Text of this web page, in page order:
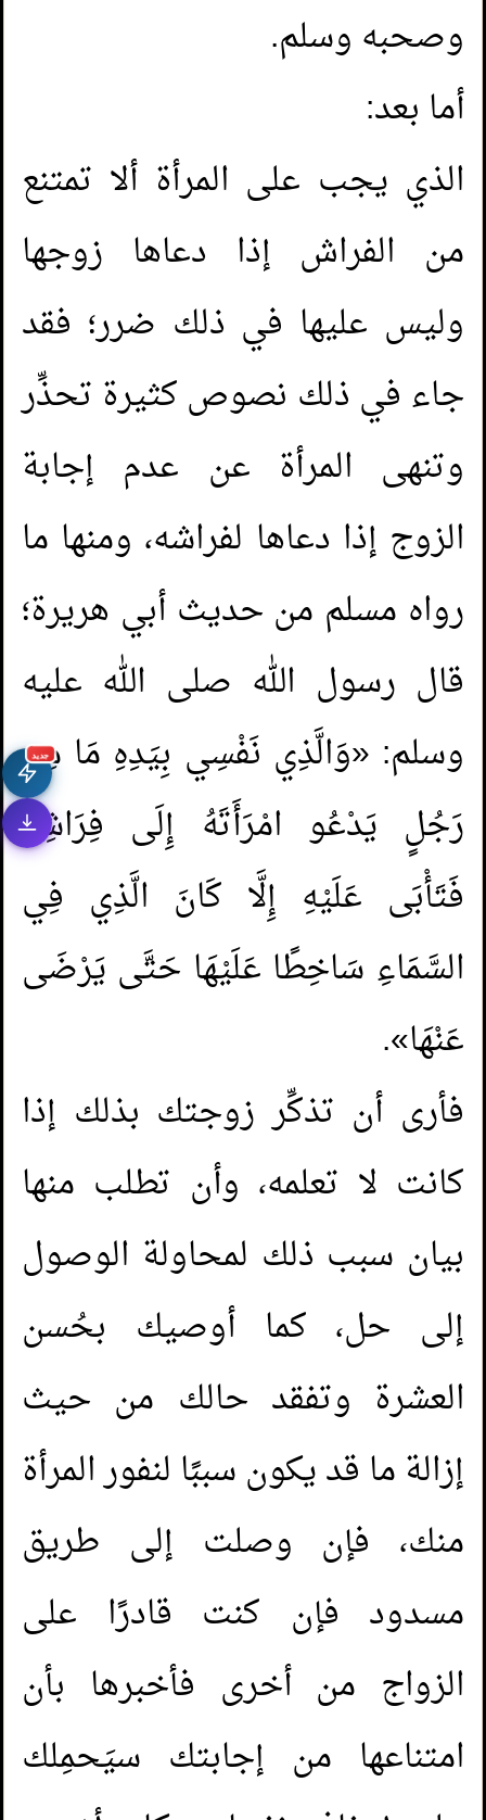
جديد
وصحبه وسلم.
أما بعد:
الذي يجب على المرأة ألا تمتنع
من الفراش إذا دعاها زوجها
وليس عليها في ذلك ضرر؛ فقد
جاء في ذلك نصوص كثيرة تحذِّر
وتنهى المرأة عن عدم إجابة
الزوج إذا دعاها لفراشه، ومنها ما
رواه مسلم من حديث أبي هريرة؛
قال رسول الله صلى الله عليه
وسلم: «وَالَّذِي نَفْسِي بِيَدِهِ مَا مِنْ
رَجُلٍ يَدْعُو امْرَأَتَهُ إِلَى فِرَاشِهِ
فَتَأْبَى عَلَيْهِ إِلَّا كَانَ الَّذِي فِي
السَّمَاءِ سَاخِطًا عَلَيْهَا حَتَّى يَرْضَى
عَنْهَا».
فأرى أن تذكِّر زوجتك بذلك إذا
كانت لا تعلمه، وأن تطلب منها
بيان سبب ذلك لمحاولة الوصول
إلى حل، كما أوصيك بحُسن
العشرة وتفقد حالك من حيث
إزالة ما قد يكون سببًا لنفور المرأة
منك، فإن وصلت إلى طريق
مسدود فإن كنت قادرًا على
الزواج من أخرى فأخبرها بأن
امتناعها من إجابتك سيَحمِلك
1.
Er hat am Tag von Ramadān mit mir
geschlafen. Muss ich eine Sühne(Kaffāra)